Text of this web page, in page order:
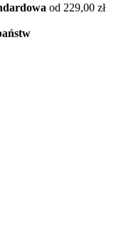
od 229,00 zł